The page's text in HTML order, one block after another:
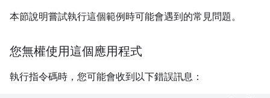
本節說明嘗試執行這個範例時可能會遇到的常見問題。
您無權使用這個應用程式
執行指令碼時，您可能會收到以下錯誤訊息：